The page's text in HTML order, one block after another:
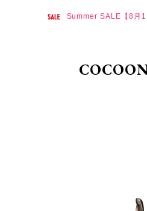
Summer SALE【8月1